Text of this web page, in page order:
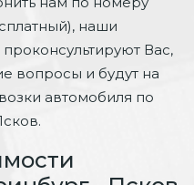
наши
Вас,
вопросы и будут на
автомобиля по